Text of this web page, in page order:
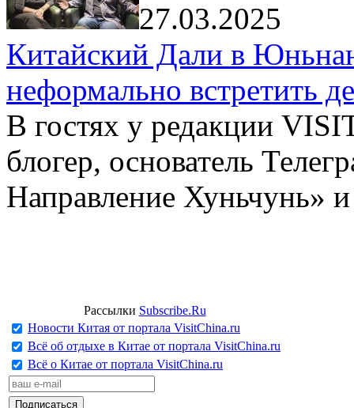
27.03.2025
Китайский Дали в
неформально встретить
В гостях у редакции
блогер, основатель
Направление Хуньчунь»
Рассылки Subscribe.Ru
Новости Китая от портала VisitChina.ru
Всё об отдыхе в Китае от портала VisitChina.ru
Всё о Китае от портала VisitChina.ru